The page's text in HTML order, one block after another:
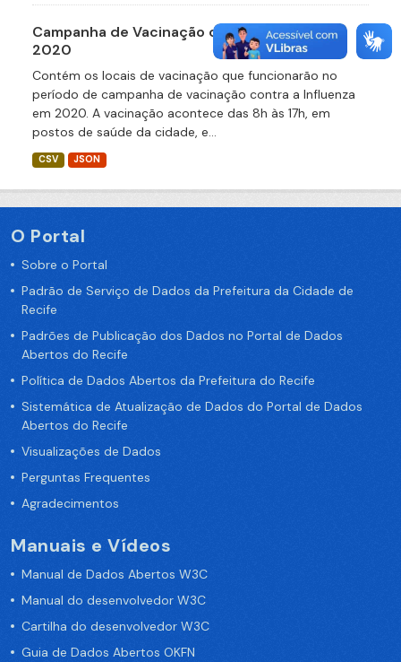
Campanha de Vacinação contra a Influenza
2020
Contém os locais de vacinação que funcionarão no
período de campanha de vacinação contra a Influenza
em 2020. A vacinação acontece das 8h às 17h, em
postos de saúde da cidade, e...
CSV JSON
O Portal
Sobre o Portal
Padrão de Serviço de Dados da Prefeitura da Cidade de
Recife
Padrões de Publicação dos Dados no Portal de Dados
Abertos do Recife
Política de Dados Abertos da Prefeitura do Recife
Sistemática de Atualização de Dados do Portal de Dados
Abertos do Recife
Visualizações de Dados
Perguntas Frequentes
Agradecimentos
Manuais e Vídeos
Manual de Dados Abertos W3C
Manual do desenvolvedor W3C
Cartilha do desenvolvedor W3C
Guia de Dados Abertos OKFN